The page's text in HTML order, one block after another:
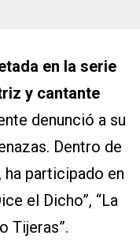
en la serie
y cantante
denunció a su
Dentro de
participado en
el Dicho”, “La
Tijeras”.